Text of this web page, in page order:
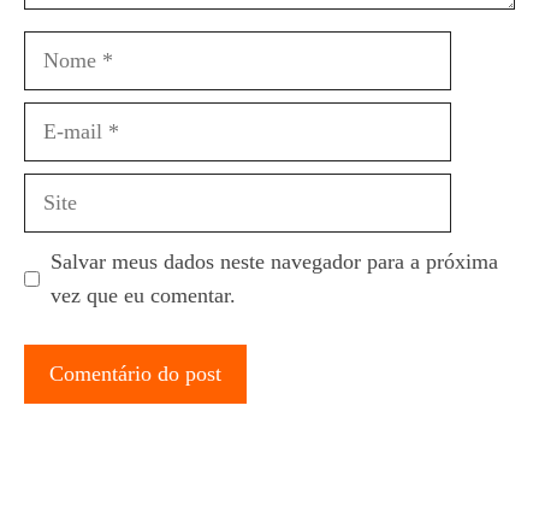
Nome
Site
Salvar meus dados neste navegador para a próxima
vez que eu comentar.